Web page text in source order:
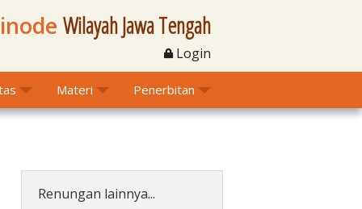
Wilayah Jawa Tengah
Login
Materi Penerbitan
Renungan lainnya...